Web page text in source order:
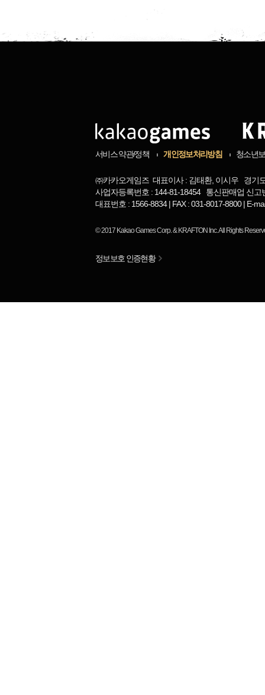
서비스 약관/정책 개인정보처리방침 청소년
㈜카카오게임즈 대표이사 : 김태환, 이시우 경기
사업자등록번호 : 144-81-18454 통신판매업 신고
대표번호 : 1566-8834 | FAX : 031-8017-8800 | E-
© 2017 Kakao Games Corp.& KRAFTON Inc.All Rights
정보보호 인증현황